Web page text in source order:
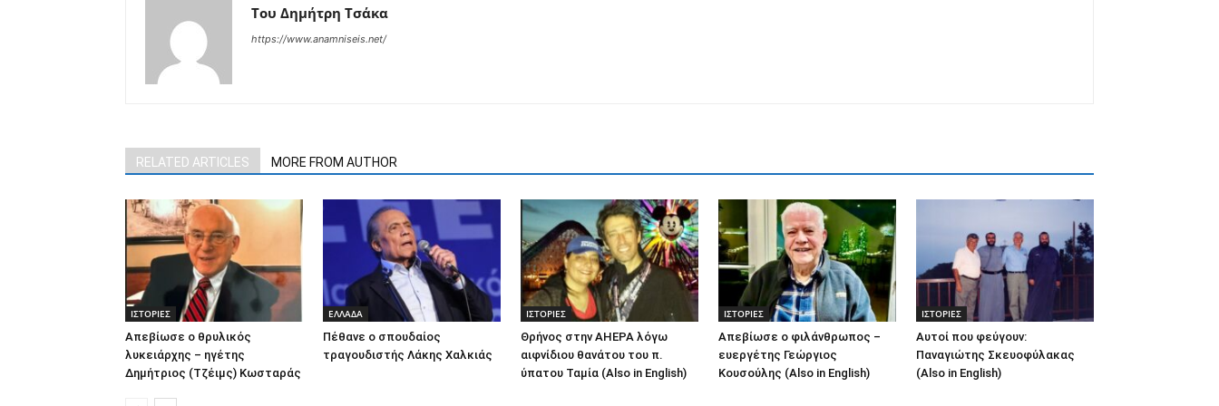
Του Δημήτρη Τσάκα
https://www.anamniseis.net/
RELATED ARTICLES MORE FROM AUTHOR
ΙΣΤΟΡΙΕΣ
Απεβίωσε ο θρυλικός
λυκειάρχης – ηγέτης
Δημήτριος (Τζέιμς) Κωσταράς
ΕΛΛΑΔΑ
Πέθανε ο σπουδαίος
τραγουδιστής Λάκης Χαλκιάς
ΙΣΤΟΡΙΕΣ
Θρήνος στην AHEPA λόγω
αιφνίδιου θανάτου του π.
ύπατου Ταμία (Also in English)
ΙΣΤΟΡΙΕΣ
Απεβίωσε ο φιλάνθρωπος –
ευεργέτης Γεώργιος
Κουσούλης (Also in English)
ΙΣΤΟΡΙΕΣ
Αυτοί που φεύγουν:
Παναγιώτης Σκευοφύλακας
(Also in English)